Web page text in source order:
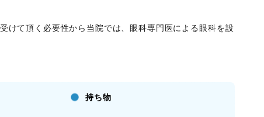
けて頂く必要性から当院では、眼科専門医による眼科を設
持ち物